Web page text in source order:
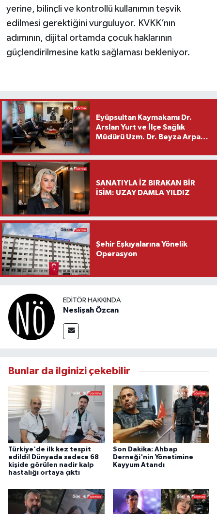
yerine, bilinçli ve kontrollü kullanımın teşvik
edilmesi gerektiğini vurguluyor. KVKK’nın
adımının, dijital ortamda çocuk haklarının
güçlendirilmesine katkı sağlaması bekleniyor.
Eyüpsultan Kaymakamı Dr.
Arslan Yurt ve İlçe Sağlık
Müdürü Uzm. Dr. Beyza Arpacı
Ziyareti
SANATIYLA İZ BIRAKAN BİR
İSİM: UZAY DAMLA YILDIZ
Şehir Eşkıyalarına Yönelik
Operasyon
EDITÖR HAKKINDA
Neslişah Özcan
Bunlar da ilginizi çekebilir
Türkiye'de ilk kez tespit
edildi! Dünyada sadece 68
kişide görülen nadir kalp
hastalığı ortaya çıktı
Son Dakika: Ahbap
Derneği'nin Yönetimine
Kayyum Atandı